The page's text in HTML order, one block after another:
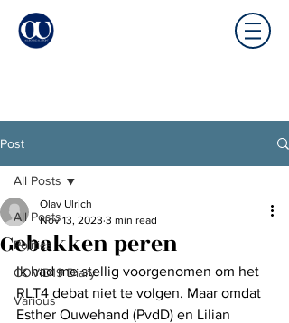
Post
All Posts
Politics
COVID19 Diary
Various
All Posts
Gebakken peren
Olav Ulrich
Nov 13, 2023 3 min read
Ik had me stellig voorgenomen om het
RLT4 debat niet te volgen. Maar omdat
Esther Ouwehand (PvdD) en Lilian